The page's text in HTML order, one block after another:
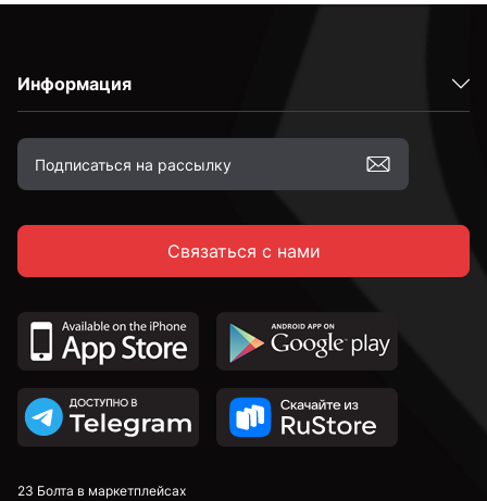
2,4 мм
2,5 мм
2,7 мм
2,8 мм
2,9 мм
Информация
Связаться с нами
23 Болта в маркетплейсах